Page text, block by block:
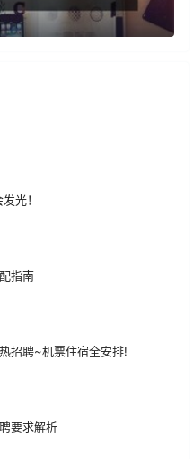
光！
指南
招聘~机票住宿全安排!
要求解析